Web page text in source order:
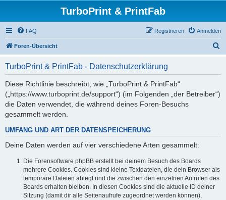
TurboPrint & PrintFab
FAQ Anmelden
Registrieren
Foren-Übersicht
TurboPrint & PrintFab - Datenschutzerklärung
Diese Richtlinie beschreibt, wie „TurboPrint & PrintFab“
(„https://www.turboprint.de/support“) (im Folgenden „der Betreiber“)
die Daten verwendet, die während deines Foren-Besuchs
gesammelt werden.
UMFANG UND ART DER DATENSPEICHERUNG
Deine Daten werden auf vier verschiedene Arten gesammelt:
Die Forensoftware phpBB erstellt bei deinem Besuch des Boards
mehrere Cookies. Cookies sind kleine Textdateien, die dein Browser als
temporäre Dateien ablegt und die zwischen den einzelnen Aufrufen des
Boards erhalten bleiben. In diesen Cookies sind die aktuelle ID deiner
Sitzung (damit dir alle Seitenaufrufe zugeordnet werden können),